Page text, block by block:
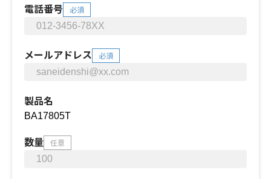
電話番号 必須
メールアドレス 必須
製品名
数量 任意